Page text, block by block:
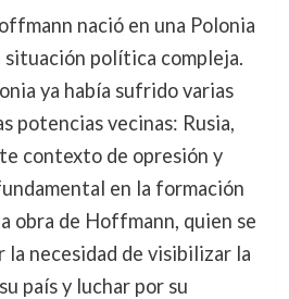
nació en una Polonia
situación política compleja.
ya había sufrido varias
potencias vecinas: Rusia,
contexto de opresión y
en la formación
obra de Hoffmann, quien se
necesidad de visibilizar la
país y luchar por su